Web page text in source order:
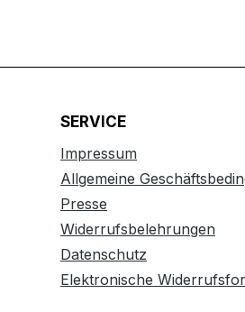
SERVICE
Impressum
Allgemeine
Presse
Widerrufsbelehrungen
Datenschutz
Elektronische